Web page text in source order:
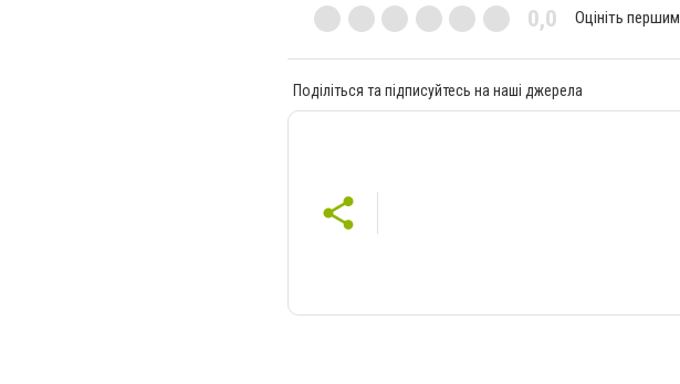
0,0 Оцініть першим
Поділіться та підписуйтесь на наші джерела